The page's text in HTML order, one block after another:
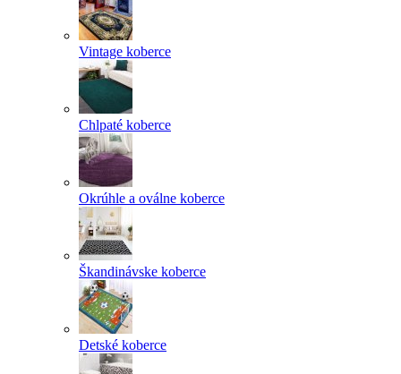
Vintage koberce
Chlpaté koberce
Okrúhle a oválne koberce
Škandinávske koberce
Detské koberce